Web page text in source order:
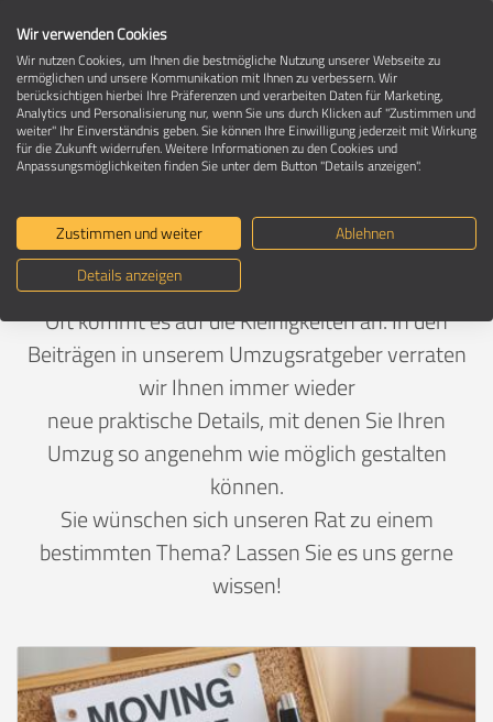
Umzugsratgeber - Kategorie Tipps - Seite
4
Nützliche Tipps & Tricks für Ihren
Umzug
Oft kommt es auf die Kleinigkeiten an. In den
Beiträgen in unserem Umzugsratgeber verraten
wir Ihnen immer wieder
neue praktische Details, mit denen Sie Ihren
Umzug so angenehm wie möglich gestalten
können.
Sie wünschen sich unseren Rat zu einem
bestimmten Thema? Lassen Sie es uns gerne
wissen!
Wir verwenden Cookies
Wir nutzen Cookies, um Ihnen die bestmögliche Nutzung unserer Webseite zu
ermöglichen und unsere Kommunikation mit Ihnen zu verbessern. Wir
berücksichtigen hierbei Ihre Präferenzen und verarbeiten Daten für Marketing,
Analytics und Personalisierung nur, wenn Sie uns durch Klicken auf "Zustimmen und
weiter" Ihr Einverständnis geben. Sie können Ihre Einwilligung jederzeit mit Wirkung
für die Zukunft widerrufen. Weitere Informationen zu den Cookies und
Anpassungsmöglichkeiten finden Sie unter dem Button "Details anzeigen".
Zustimmen und weiter
Ablehnen
Details anzeigen